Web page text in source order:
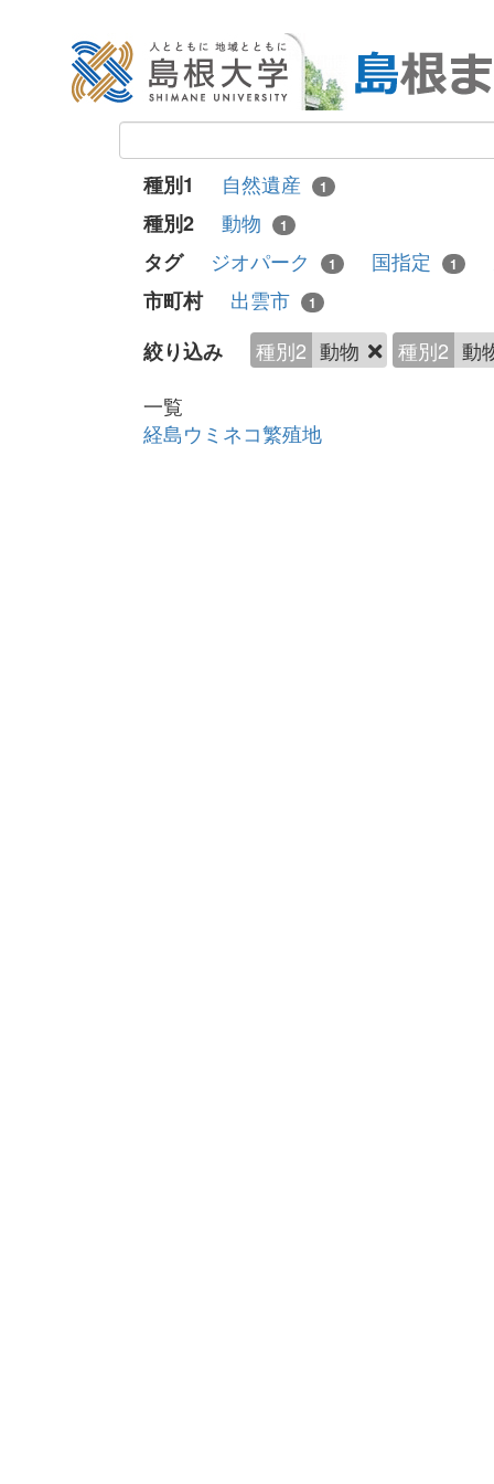
種別1 自然遺産 1
種別2 動物 1
タグ ジオパーク 1 国指定 1
市町村
出雲市 1
絞り込み 種別2 動物 種別2 動
一覧
経島ウミネコ繁殖地